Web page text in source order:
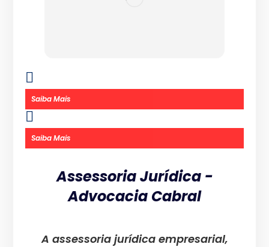
Saiba Mais
Saiba Mais
Assessoria Jurídica -
Advocacia Cabral
A assessoria jurídica empresarial,